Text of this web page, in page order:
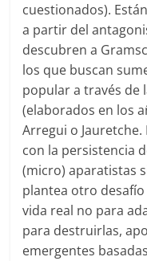
cuestionados).
a partir del
descubren a
los que buscan
popular a través de
(elaborados en los
Arregui o
con la persistencia
(micro) aparatistas
plantea otro desafío
vida real no para
para destruirlas,
emergentes